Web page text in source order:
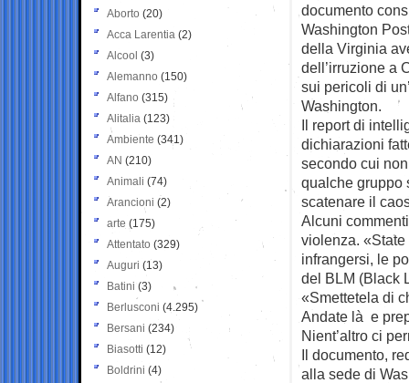
documento
Washington
della Virginia
dell’irruzione a
sui pericoli di
Washington.
Il report di
dichiarazioni
secondo cui
qualche gruppo
scatenare il
Alcuni
violenza.
infrangersi, le
del BLM (Black
«Smettetela di
Andate là e
Nient’altro ci
Il documento,
alla sede di
Aborto (20)
Acca Larentia (2)
Alcool (3)
Alemanno (150)
Alfano (315)
Alitalia (123)
Ambiente (341)
AN (210)
Animali (74)
Arancioni (2)
arte (175)
Attentato (329)
Auguri (13)
Batini (3)
Berlusconi (4.295)
Bersani (234)
Biasotti (12)
Boldrini (4)